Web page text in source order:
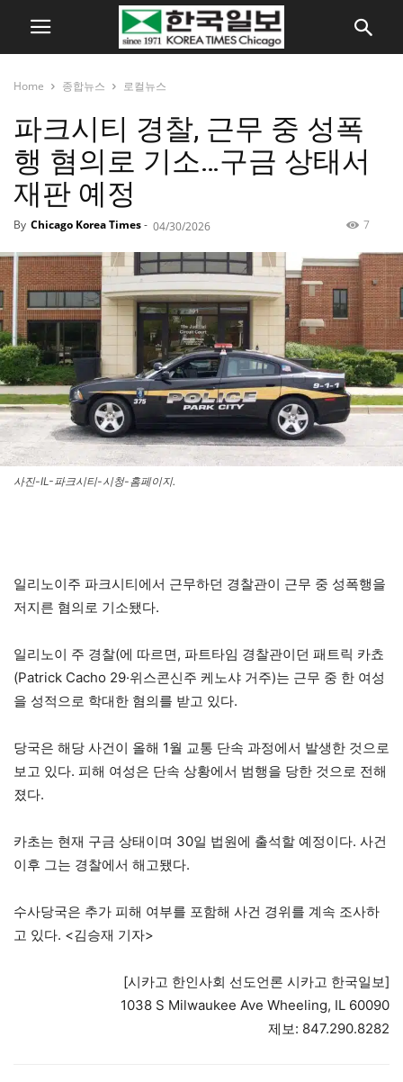
Home 종합뉴스 로컬뉴스
파크시티 경찰, 근무 중 성폭
행 혐의로 기소…구금 상태서
재판 예정
By Chicago Korea Times- 04/30/2026 7
사진-IL-파크시티-시청-홈페이지.
일리노이주 파크시티에서 근무하던 경찰관이 근무 중 성폭행을
저지른 혐의로 기소됐다.
일리노이 주 경찰(에 따르면, 파트타임 경찰관이던 패트릭 카쵸
(Patrick Cacho 29·위스콘신주 케노샤 거주)는 근무 중 한 여성
을 성적으로 학대한 혐의를 받고 있다.
당국은 해당 사건이 올해 1월 교통 단속 과정에서 발생한 것으로
보고 있다. 피해 여성은 단속 상황에서 범행을 당한 것으로 전해
졌다.
카초는 현재 구금 상태이며 30일 법원에 출석할 예정이다. 사건
이후 그는 경찰에서 해고됐다.
수사당국은 추가 피해 여부를 포함해 사건 경위를 계속 조사하
고 있다. <김승재 기자>
[시카고 한인사회 선도언론 시카고 한국일보]
1038 S Milwaukee Ave Wheeling, IL 60090
제보: 847.290.8282